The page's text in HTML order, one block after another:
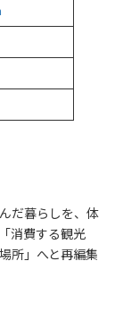
だ暮らしを、体
消費する観光
所」へと再編集